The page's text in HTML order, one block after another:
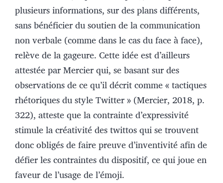
plusieurs informations, sur des plans différents,
sans bénéficier du soutien de la communication
non verbale (comme dans le cas du face à face),
relève de la gageure. Cette idée est d’ailleurs
attestée par Mercier qui, se basant sur des
observations de ce qu’il décrit comme « tactiques
rhétoriques du style Twitter » (Mercier, 2018, p.
322), atteste que la contrainte d’expressivité
stimule la créativité des twittos qui se trouvent
donc obligés de faire preuve d’inventivité afin de
défier les contraintes du dispositif, ce qui joue en
faveur de l’usage de l’émoji.